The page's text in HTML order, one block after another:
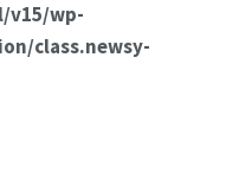
v15/wp-
class.newsy-